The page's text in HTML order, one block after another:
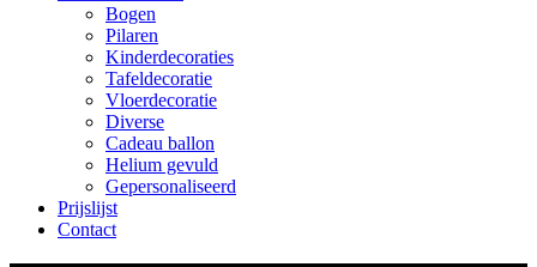
Bogen
Pilaren
Kinderdecoraties
Tafeldecoratie
Vloerdecoratie
Diverse
Cadeau ballon
Helium gevuld
Gepersonaliseerd
Prijslijst
Contact